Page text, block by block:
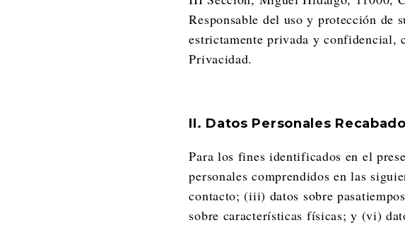
Responsable del uso y protección de
estrictamente privada y confidencial,
Privacidad.
II. Datos Personales
Para los fines identificados en el
personales comprendidos en las
contacto; (iii) datos sobre
sobre características físicas; y (vi)